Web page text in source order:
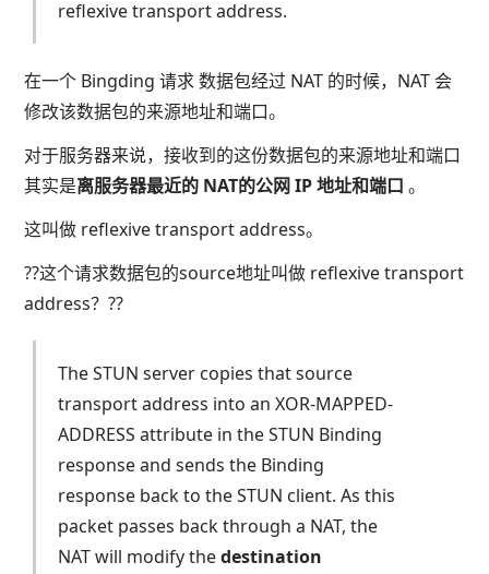
reflexive transport address.
在一个 Bingding 请求 数据包经过 NAT 的时候，NAT 会
修改该数据包的来源地址和端口。
对于服务器来说，接收到的这份数据包的来源地址和端口
其实是离服务器最近的 NAT的公网 IP 地址和端口 。
这叫做 reflexive transport address。
??这个请求数据包的source地址叫做 reflexive transport
address？??
The STUN server copies that source
transport address into an XOR-MAPPED-
ADDRESS attribute in the STUN Binding
response and sends the Binding
response back to the STUN client. As this
packet passes back through a NAT, the
NAT will modify thedestination